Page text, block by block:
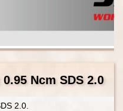
Ncm SDS 2.0
2.0.